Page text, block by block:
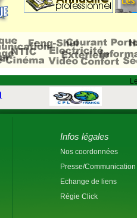
Infos légales
Nos coordonnées
Presse/Communication
Echange de liens
Régie Click